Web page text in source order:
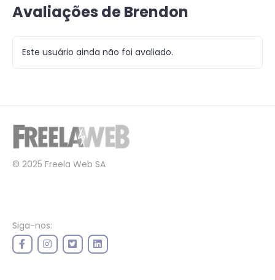
Avaliações de Brendon
Este usuário ainda não foi avaliado.
© 2025 Freela Web SA
Siga-nos: